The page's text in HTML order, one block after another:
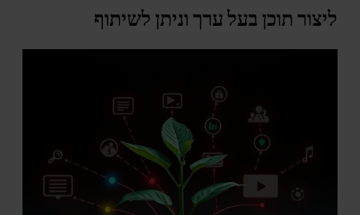
ליצור תוכן בעל ערך וניתן לשיתוף